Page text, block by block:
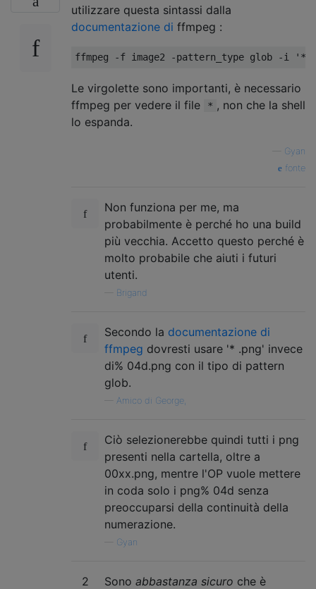
utilizzare questa sintassi dalla
documentazione di ffmpeg :
Le virgolette sono importanti, è necessario
ffmpeg per vedere il file
* , non che la shell
lo espanda.
Gyan
fonte
Non funziona per me, ma
probabilmente è perché ho una build
più vecchia. Accetto questo perché è
molto probabile che aiuti i futuri
utenti.
Brigand
Secondo la documentazione di
ffmpeg dovresti usare '* .png' invece
di% 04d.png con il tipo di pattern
glob.
Amico di George,
Ciò selezionerebbe quindi tutti i png
presenti nella cartella, oltre a
00xx.png, mentre l'OP vuole mettere
in coda solo i png% 04d senza
preoccuparsi della continuità della
numerazione.
Gyan
2 Sono abbastanza sicuro che è